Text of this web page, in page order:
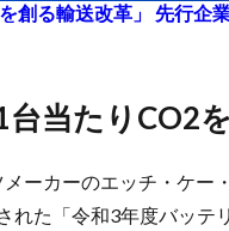
創る輸送改革」 先行企
台当たりCO2
ーカーのエッチ・ケー
れた「令和3年度バッテ